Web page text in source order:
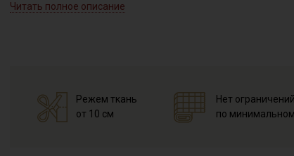
сильного облегания и натяжения, так как ткань из 100%
средняя. Оттенок ткани меняется в зависимости от
элементы выкройки в одном направлении.
Читать полное описание
Режем ткань
от 10 см
Нет ограничений
по